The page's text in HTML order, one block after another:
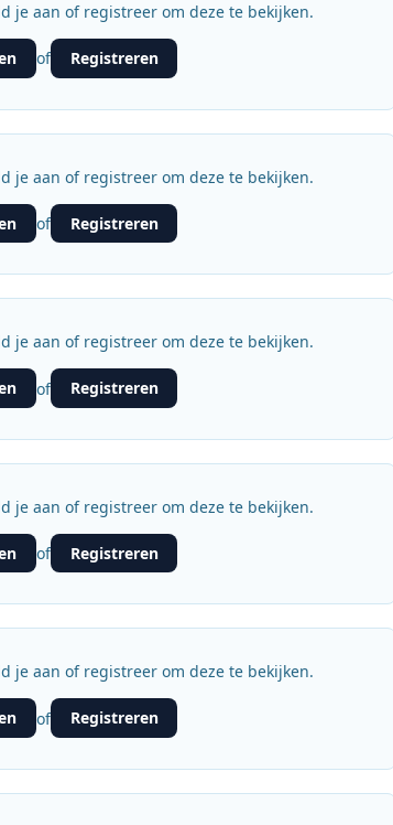
je aan of registreer om deze te bekijken.
of Registreren
je aan of registreer om deze te bekijken.
of Registreren
je aan of registreer om deze te bekijken.
of Registreren
je aan of registreer om deze te bekijken.
of Registreren
je aan of registreer om deze te bekijken.
of Registreren